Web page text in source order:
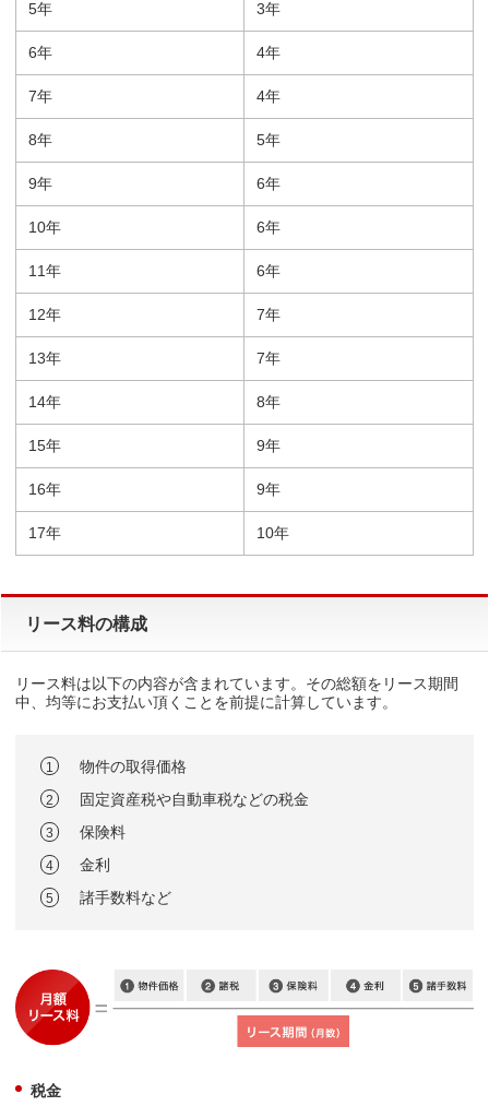
5年 3年
6年 4年
7年 4年
8年 5年
9年 6年
10年 6年
11年 6年
12年 7年
13年 7年
14年 8年
15年 9年
16年 9年
17年 10年
リース料の構成
リース料は以下の内容が含まれています。その総額をリース期間
中、均等にお支払い頂くことを前提に計算しています。
1 物件の取得価格
2 固定資産税や自動車税などの税金
3 保険料
4 金利
5 諸手数料など
税金